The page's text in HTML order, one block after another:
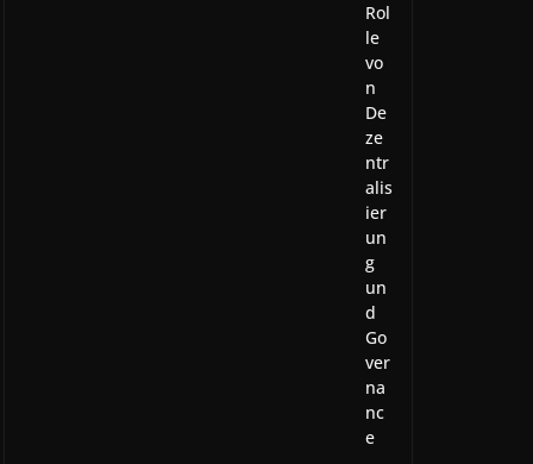
Rol
le
vo
n
De
ze
ntr
alis
ier
un
g
un
d
Go
ver
na
nc
e